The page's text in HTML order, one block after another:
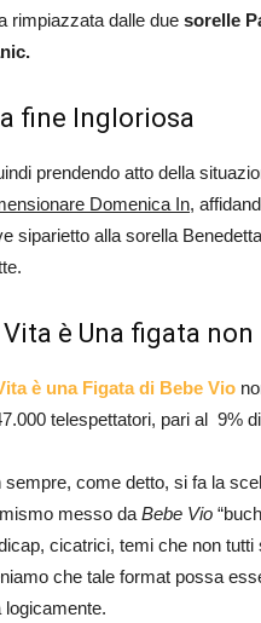
rimpiazzata dalle due sorelle
fine Ingloriosa
prendendo atto della
Domenica In,
siparietto alla sorella
Vita è Una figata
è una Figata di Bebe Vio
telespettatori, pari al 9%
sempre, come detto, si fa la
messo da Bebe Vio
cicatrici, temi che non tutti
che tale format possa
logicamente.